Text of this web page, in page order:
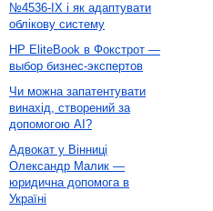
№4536-IX і як адаптувати
облікову систему
HP EliteBook в Фокстрот —
выбор бизнес-экспертов
Чи можна запатентувати
винахід, створений за
допомогою AI?
Адвокат у Вінниці
Олександр Малик —
юридична допомога в
Україні